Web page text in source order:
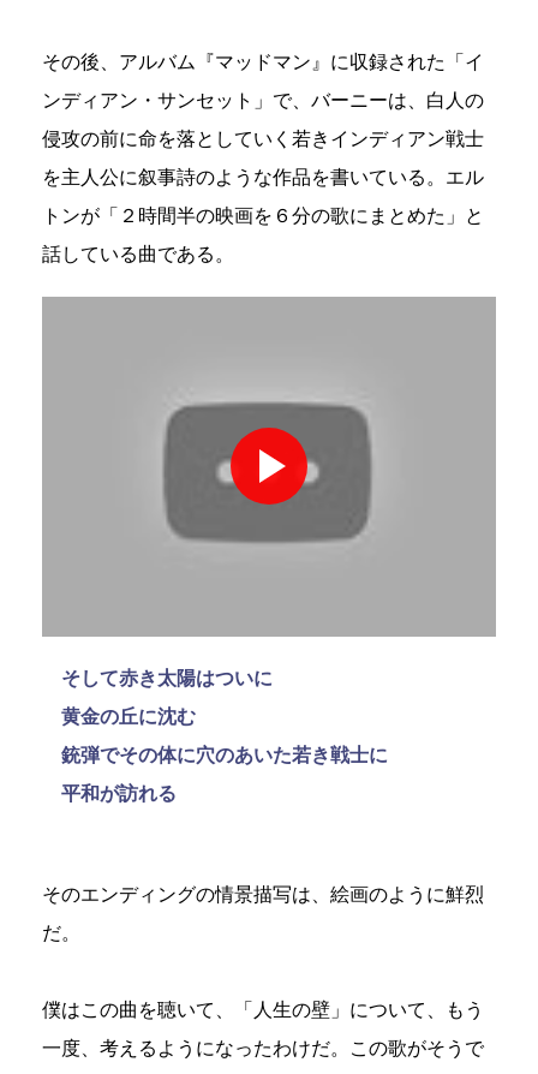
その後、アルバム『マッドマン』に収録された「イ
ンディアン・サンセット」で、バーニーは、白人の
侵攻の前に命を落としていく若きインディアン戦士
を主人公に叙事詩のような作品を書いている。エル
トンが「２時間半の映画を６分の歌にまとめた」と
話している曲である。
そして赤き太陽はついに
黄金の丘に沈む
銃弾でその体に穴のあいた若き戦士に
平和が訪れる
そのエンディングの情景描写は、絵画のように鮮烈
だ。
僕はこの曲を聴いて、「人生の壁」について、もう
一度、考えるようになったわけだ。この歌がそうで